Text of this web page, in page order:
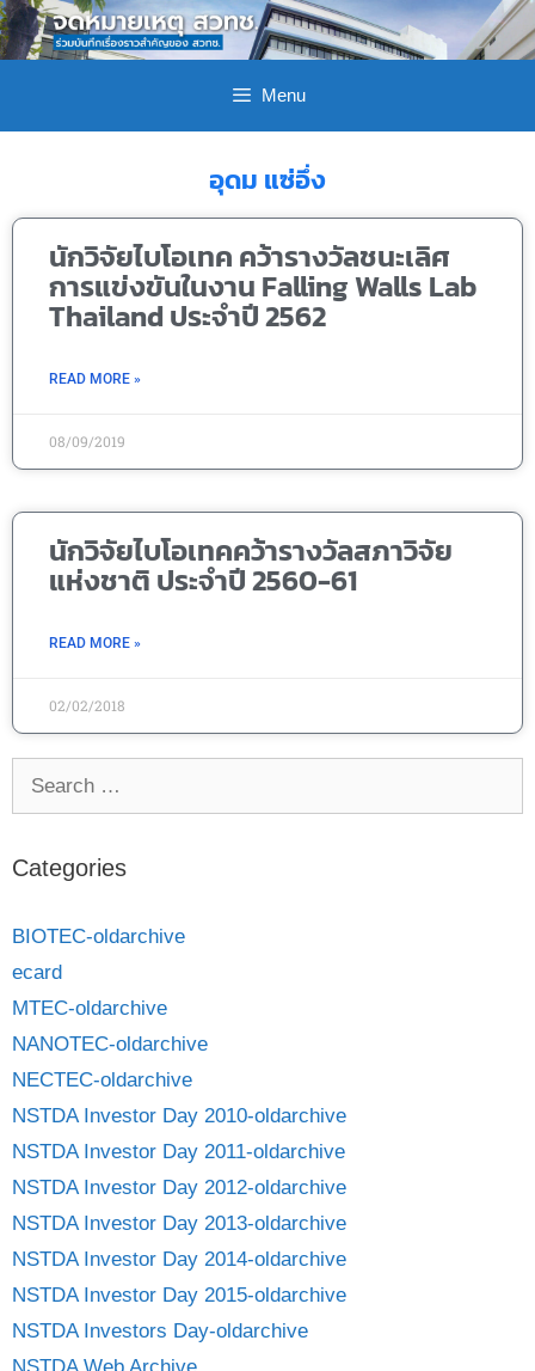
Menu
อุดม แซ่อึ่ง
นักวิจัยไบโอเทค คว้ารางวัลชนะเลิศ
การแข่งขันในงาน Falling Walls Lab
Thailand ประจำปี 2562
READ MORE »
08/09/2019
นักวิจัยไบโอเทคคว้ารางวัลสภาวิจัย
แห่งชาติ ประจำปี 2560-61
READ MORE »
02/02/2018
Categories
BIOTEC-oldarchive
ecard
MTEC-oldarchive
NANOTEC-oldarchive
NECTEC-oldarchive
NSTDA Investor Day 2010-oldarchive
NSTDA Investor Day 2011-oldarchive
NSTDA Investor Day 2012-oldarchive
NSTDA Investor Day 2013-oldarchive
NSTDA Investor Day 2014-oldarchive
NSTDA Investor Day 2015-oldarchive
NSTDA Investors Day-oldarchive